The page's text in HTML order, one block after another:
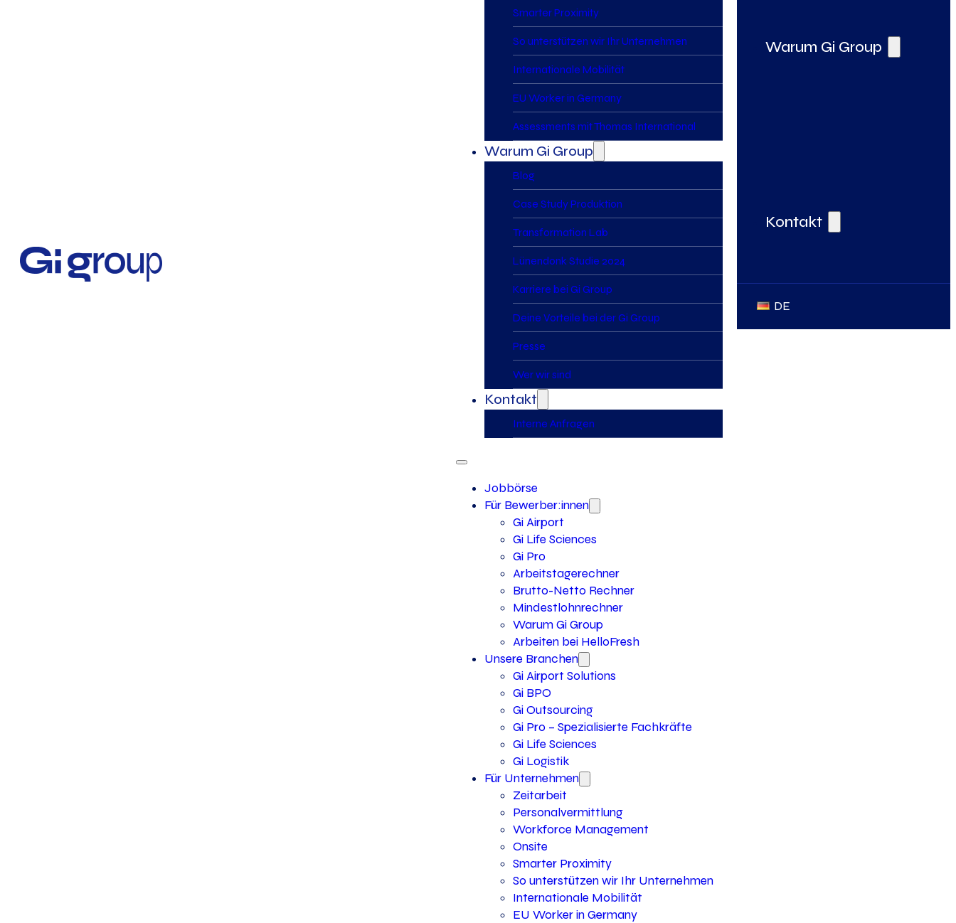
Smarter Proximity
So unterstützen wir Ihr Unternehmen
Internationale Mobilität
EU Worker in Germany
Assessments mit Thomas International
Warum Gi Group
Blog
Case Study Produktion
Transformation Lab
Lünendonk Studie 2024
Karriere bei Gi Group
Deine Vorteile bei der Gi Group
Presse
Wer wir sind
Kontakt
Interne Anfragen
Jobbörse
Für Bewerber:innen
Gi Airport
Gi Life Sciences
Gi Pro
Arbeitstagerechner
Brutto-Netto Rechner
Mindestlohnrechner
Warum Gi Group
Arbeiten bei HelloFresh
Unsere Branchen
Gi Airport Solutions
Gi BPO
Gi Outsourcing
Gi Pro – Spezialisierte Fachkräfte
Gi Life Sciences
Gi Logistik
Für Unternehmen
Zeitarbeit
Personalvermittlung
Workforce Management
Onsite
Smarter Proximity
So unterstützen wir Ihr Unternehmen
Internationale Mobilität
EU Worker in Germany
Warum Gi Group
Kontakt
DE